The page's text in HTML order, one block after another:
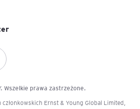
Wszelkie prawa zastrzeżone.
Ernst & Young Global Limited,